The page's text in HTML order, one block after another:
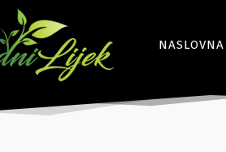
NASLOVNA